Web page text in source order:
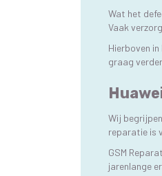
Wat het
Vaak
Hierboven
graag
Wij
reparatie is
GSM
jarenlange